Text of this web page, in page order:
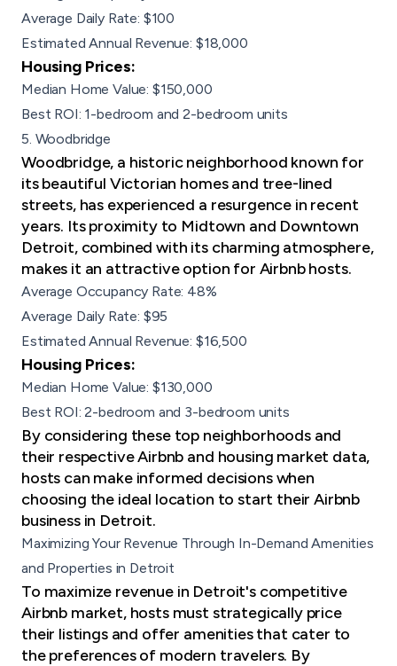
Average Daily Rate: $100
Estimated Annual Revenue: $18,000
Housing Prices:
Median Home Value: $150,000
Best ROI: 1-bedroom and 2-bedroom units
5. Woodbridge
Woodbridge, a historic neighborhood known for
its beautiful Victorian homes and tree-lined
streets, has experienced a resurgence in recent
years. Its proximity to Midtown and Downtown
Detroit, combined with its charming atmosphere,
makes it an attractive option for Airbnb hosts.
Average Occupancy Rate: 48%
Average Daily Rate: $95
Estimated Annual Revenue: $16,500
Housing Prices:
Median Home Value: $130,000
Best ROI: 2-bedroom and 3-bedroom units
By considering these top neighborhoods and
their respective Airbnb and housing market data,
hosts can make informed decisions when
choosing the ideal location to start their Airbnb
business in Detroit.
Maximizing Your Revenue Through In-Demand Amenities
and Properties in Detroit
To maximize revenue in Detroit's competitive
Airbnb market, hosts must strategically price
their listings and offer amenities that cater to
the preferences of modern travelers. By